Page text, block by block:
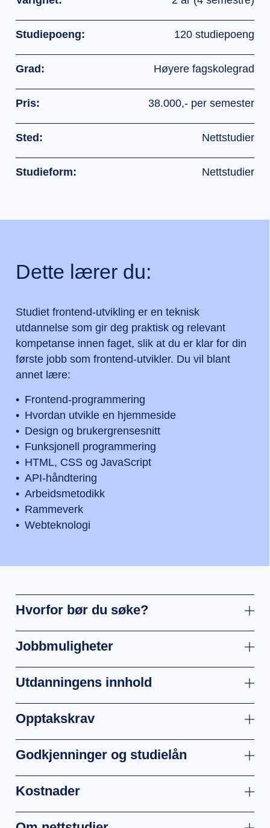
Studiepoeng: 120 studiepoeng
Grad: Høyere fagskolegrad
Pris: 38.000,- per semester
Sted: Nettstudier
Studieform: Nettstudier
Dette lærer du:
Studiet frontend-utvikling er en teknisk
utdannelse som gir deg praktisk og relevant
kompetanse innen faget, slik at du er klar for din
første jobb som frontend-utvikler. Du vil blant
annet lære:
Frontend-programmering
Hvordan utvikle en hjemmeside
Design og brukergrensesnitt
Funksjonell programmering
HTML, CSS og JavaScript
API-håndtering
Arbeidsmetodikk
Rammeverk
Webteknologi
Hvorfor bør du søke?
Jobbmuligheter
Utdanningens innhold
Opptakskrav
Godkjenninger og studielån
Kostnader